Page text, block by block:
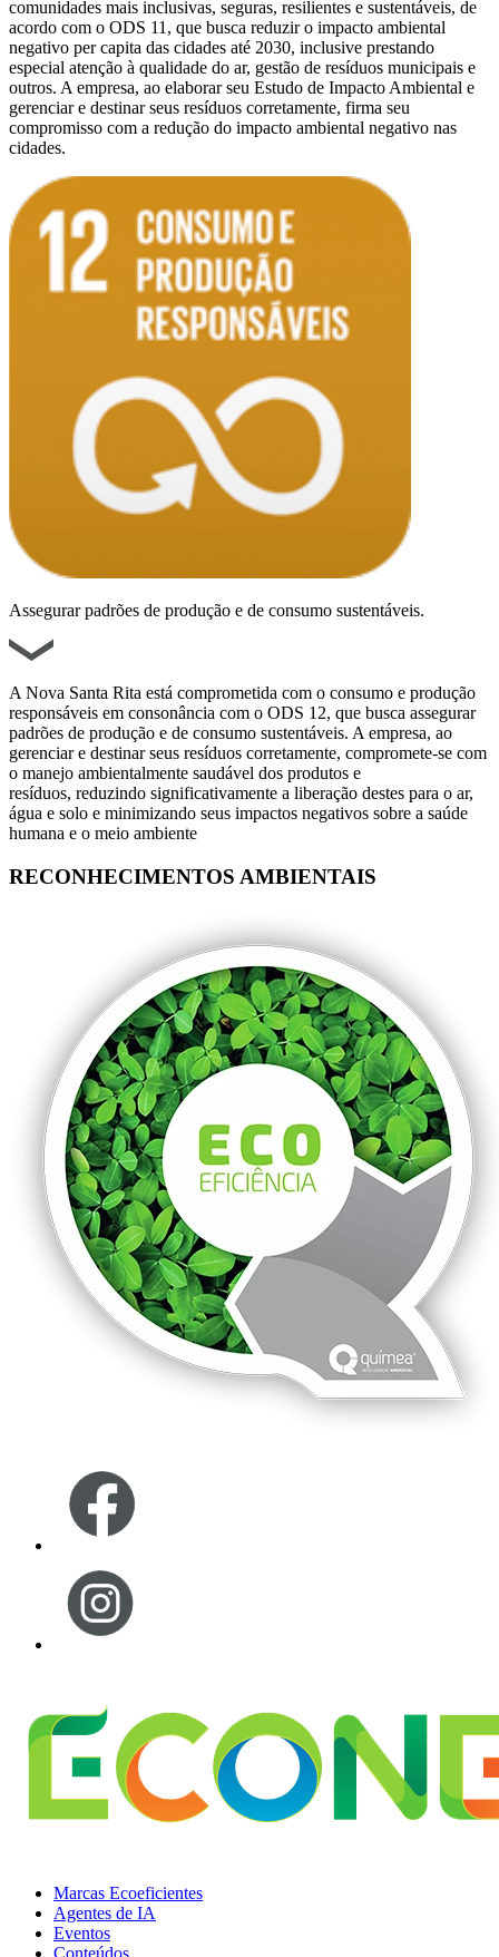
comunidades mais inclusivas, seguras, resilientes e sustentáveis, de
acordo com o ODS 11, que busca reduzir o impacto ambiental
negativo per capita das cidades até 2030, inclusive prestando
especial atenção à qualidade do ar, gestão de resíduos municipais e
outros. A empresa, ao elaborar seu Estudo de Impacto Ambiental e
gerenciar e destinar seus resíduos corretamente, firma seu
compromisso com a redução do impacto ambiental negativo nas
cidades.
Assegurar padrões de produção e de consumo sustentáveis.
A Nova Santa Rita está comprometida com o consumo e produção
responsáveis em consonância com o ODS 12, que busca assegurar
padrões de produção e de consumo sustentáveis. A empresa, ao
gerenciar e destinar seus resíduos corretamente, compromete-se com
o manejo ambientalmente saudável dos produtos e
resíduos, reduzindo significativamente a liberação destes para o ar,
água e solo e minimizando seus impactos negativos sobre a saúde
humana e o meio ambiente
RECONHECIMENTOS AMBIENTAIS
Marcas Ecoeficientes
Agentes de IA
Eventos
Conteúdos